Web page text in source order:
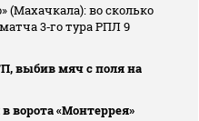
(Махачкала): во сколько
3‑го тура РПЛ 9
выбив мяч с поля на
ворота «Монтеррея»